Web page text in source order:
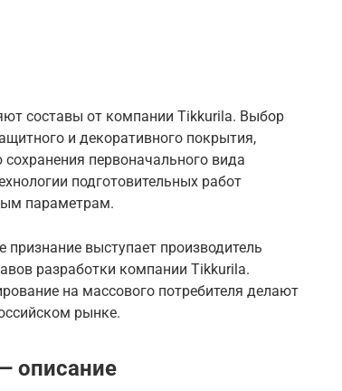
составы от компании Tikkurila. Выбор
и декоративного покрытия,
первоначального вида
подготовительных работ
параметрам.
выступает производитель
разработки компании Tikkurila.
на массового потребителя делают
рынке.
описание